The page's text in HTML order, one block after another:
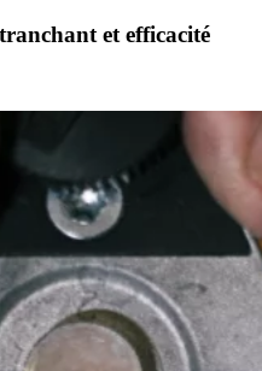
et efficacité